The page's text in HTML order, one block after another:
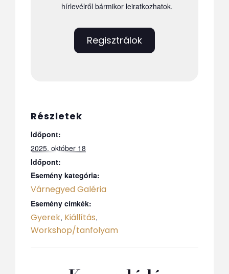
hírlevélről bármikor leiratkozhatok.
Regisztrálok
Részletek
Időpont:
2025. október 18
Időpont:
Esemény kategória:
Várnegyed Galéria
Esemény címkék:
Gyerek, Kiállítás,
Workshop/tanfolyam